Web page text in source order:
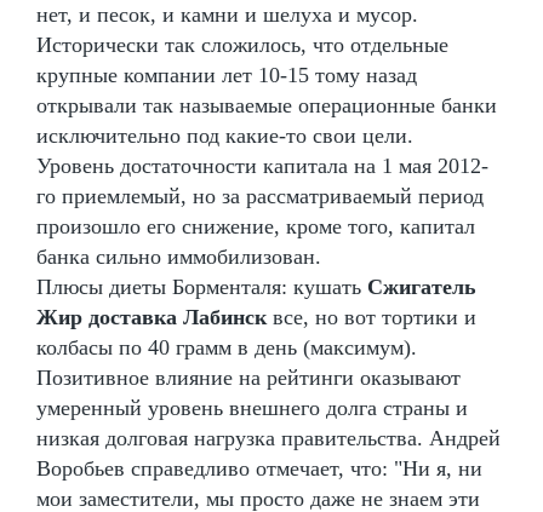
нет, и песок, и камни и шелуха и мусор.
Исторически так сложилось, что отдельные
крупные компании лет 10-15 тому назад
открывали так называемые операционные банки
исключительно под какие-то свои цели.
Уровень достаточности капитала на 1 мая 2012-
го приемлемый, но за рассматриваемый период
произошло его снижение, кроме того, капитал
банка сильно иммобилизован.
Плюсы диеты Борменталя: кушать Сжигатель
Жир доставка Лабинск все, но вот тортики и
колбасы по 40 грамм в день (максимум).
Позитивное влияние на рейтинги оказывают
умеренный уровень внешнего долга страны и
низкая долговая нагрузка правительства. Андрей
Воробьев справедливо отмечает, что: "Ни я, ни
мои заместители, мы просто даже не знаем эти